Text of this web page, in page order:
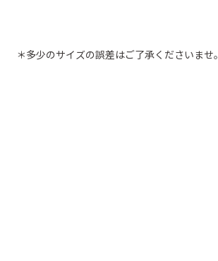
＊多少のサイズの誤差はご了承くださいませ。